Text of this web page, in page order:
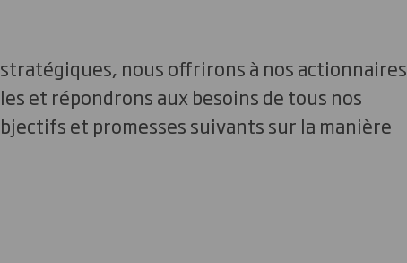
nous offrirons à nos actionnaires
et répondrons aux besoins de tous nos
et promesses suivants sur la manière